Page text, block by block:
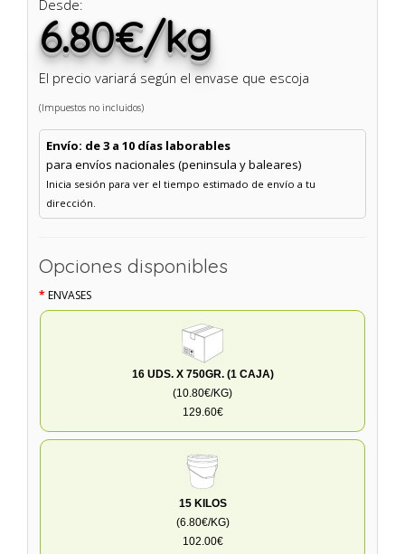
Desde:
6.80€/kg
El precio variará según el envase que escoja
(Impuestos no incluidos)
Envío: de 3 a 10 días laborables
para envíos nacionales (peninsula y baleares)
Inicia sesión para ver el tiempo estimado de envío a tu
dirección.
Opciones disponibles
ENVASES
16 UDS. X 750GR. (1 CAJA)
(10.80€/KG)
129.60€
15 KILOS
(6.80€/KG)
102.00€